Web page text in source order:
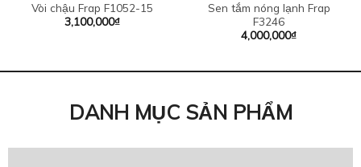
Vòi chậu Frap F1052-15
3,100,000₫
Sen tắm nóng lạnh Frap
F3246
4,000,000₫
DANH MỤC SẢN PHẨM